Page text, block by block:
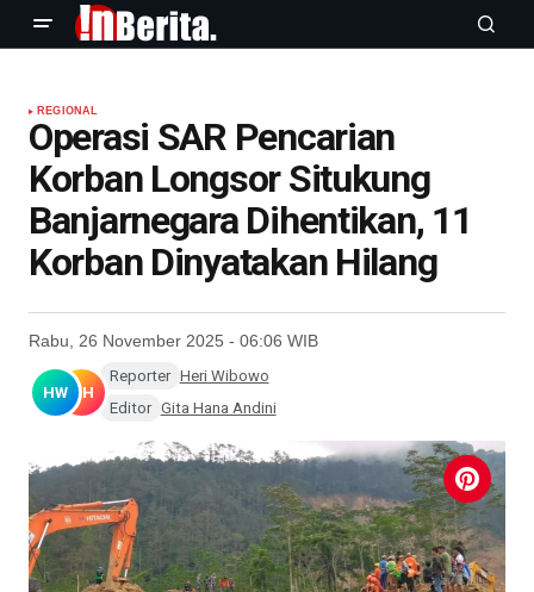
REGIONAL
Operasi SAR Pencarian
Korban Longsor Situkung
Banjarnegara Dihentikan, 11
Korban Dinyatakan Hilang
Rabu, 26 November 2025 - 06:06 WIB
HW GH
Reporter Heri Wibowo
Editor Gita Hana Andini